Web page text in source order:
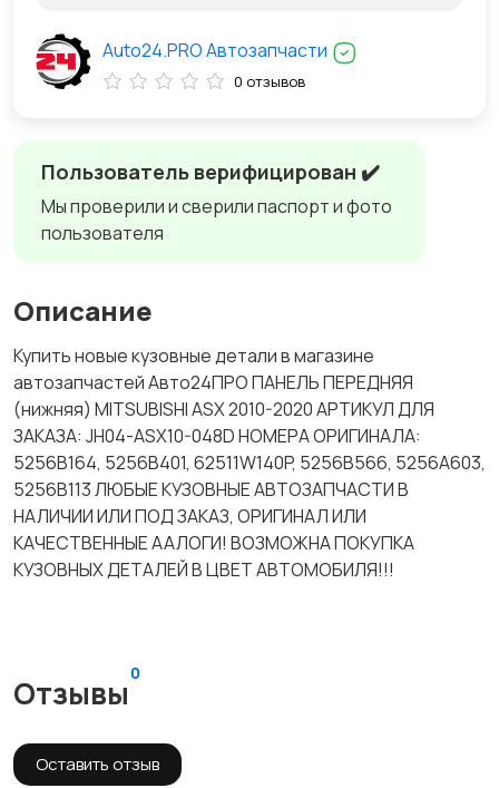
Пользователь верифицирован ✔️
Мы проверили и сверили паспорт и фото
пользователя
Описание
Купить новые кузовные детали в магазине
автозапчастей Авто24ПРО ПАНЕЛЬ ПЕРЕДНЯЯ
(нижняя) MITSUBISHI ASX 2010-2020 АРТИКУЛ ДЛЯ
ЗАКАЗА: JH04-ASX10-048D НОМЕРА ОРИГИНАЛА:
5256B164, 5256B401, 62511W140P, 5256B566, 5256A603,
5256B113 ЛЮБЫЕ КУЗОВНЫЕ АВТОЗАПЧАСТИ В
НАЛИЧИИ ИЛИ ПОД ЗАКАЗ, ОРИГИНАЛ ИЛИ
КАЧЕСТВЕННЫЕ ААЛОГИ! ВОЗМОЖНА ПОКУПКА
КУЗОВНЫХ ДЕТАЛЕЙ В ЦВЕТ АВТОМОБИЛЯ!!!
Отзывы
0
Оставить отзыв
Auto24.PRO Автозапчасти
0 отзывов